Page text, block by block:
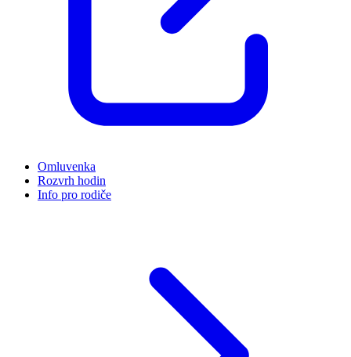
Omluvenka
Rozvrh hodin
Info pro rodiče